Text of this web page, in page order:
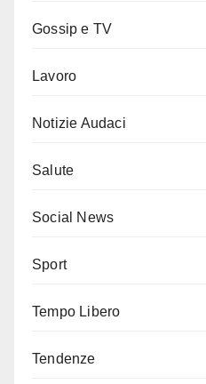
Gossip e TV
Lavoro
Notizie Audaci
Salute
Social News
Sport
Tempo Libero
Tendenze